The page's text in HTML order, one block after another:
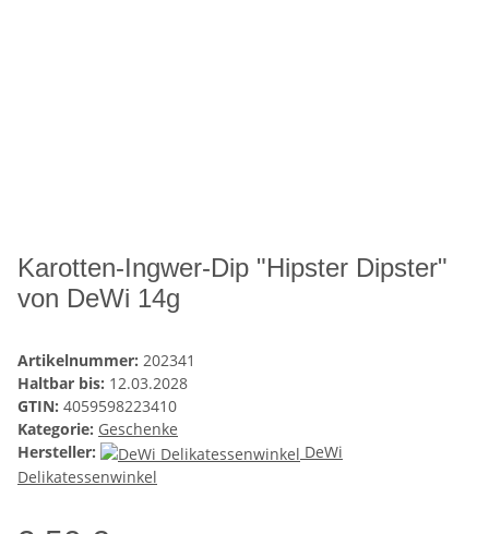
Karotten-Ingwer-Dip "Hipster Dipster"
von DeWi 14g
Artikelnummer: 202341
Haltbar bis: 12.03.2028
GTIN: 4059598223410
Kategorie: Geschenke
Hersteller:
DeWi
Delikatessenwinkel